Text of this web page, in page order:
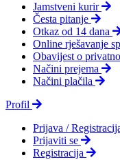
Jamstveni kurir
Česta pitanje
Otkaz od 14 dana
Online rješavanje
Obavijest o
Načini prejema
Načini plačila
Profil
Prijava /
Prijaviti se
Registracija